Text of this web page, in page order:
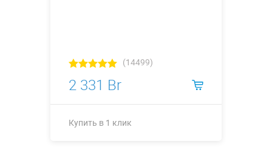
(14499)
2 331 Br
Купить в 1 клик